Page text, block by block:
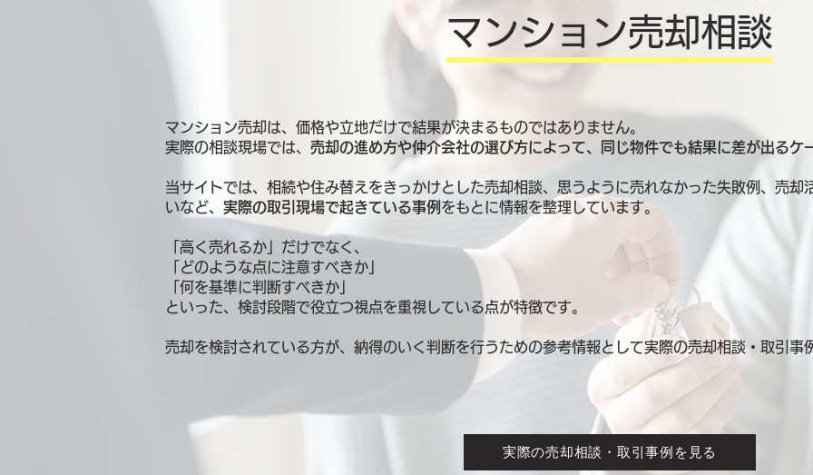
マンション売却相談
マンション売却は、価格や立地だけで結果が決まるものではありません。
実際の相談現場では、 売却の進め方や仲介会社の選び方によって、同じ物件でも結果に差が出るケ
当サイトでは、相続や住み替えをきっかけとした売却相談、思うように売れなかった失敗例、売却
いなど、 実際の取引現場で起きている事例 をもとに情報を整理しています。
「高く売れるか」だけでなく、
「どのような点に注意すべきか」
「何を基準に判断すべきか」
といった、検討段階で役立つ視点を重視している点が特徴です。
売却を検討されている方が、納得のいく判断を行うための参考情報として実際の売却相談・取引事
実際の売却相談・取引事例を見る